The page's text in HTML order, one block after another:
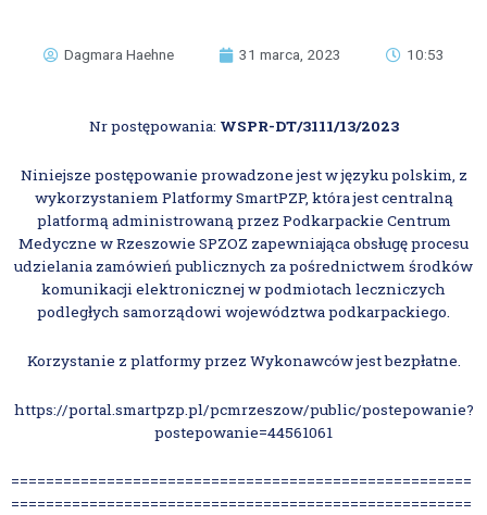
Dagmara Haehne 31 marca, 2023 10:53
Nr postępowania: WSPR-DT/3111/13/2023
Niniejsze postępowanie prowadzone jest w języku polskim, z
wykorzystaniem Platformy SmartPZP, która jest centralną
platformą administrowaną przez Podkarpackie Centrum
Medyczne w Rzeszowie SPZOZ zapewniająca obsługę procesu
udzielania zamówień publicznych za pośrednictwem środków
komunikacji elektronicznej w podmiotach leczniczych
podległych samorządowi województwa podkarpackiego.
Korzystanie z platformy przez Wykonawców jest bezpłatne.
https://portal.smartpzp.pl/pcmrzeszow/public/postepowanie?
postepowanie=44561061
=====================================================
=====================================================